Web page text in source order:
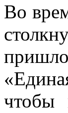
Во
чтобы